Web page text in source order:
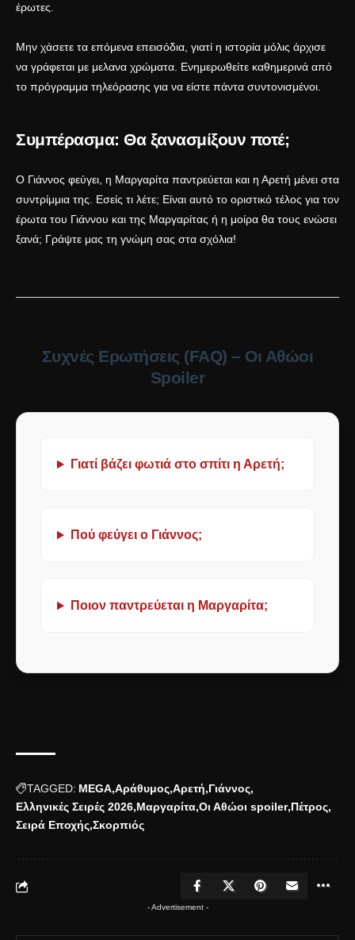
έρωτες.
Μην χάσετε τα επόμενα επεισόδια, γιατί η ιστορία μόλις άρχισε
να γράφεται με μελανα χρώματα. Ενημερωθείτε καθημερινά από
το πρόγραμμα τηλεόρασης για να είστε πάντα συντονισμένοι.
Συμπέρασμα: Θα ξανασμίξουν ποτέ;
Ο Γιάννος φεύγει, η Μαργαρίτα παντρεύεται και η Αρετή μένει στα
συντρίμμια της. Εσείς τι λέτε; Είναι αυτό το οριστικό τέλος για τον
έρωτα του Γιάννου και της Μαργαρίτας ή η μοίρα θα τους ενώσει
ξανά; Γράψτε μας τη γνώμη σας στα σχόλια!
Συχνές Ερωτήσεις (FAQ) – Οι Αθώοι
Spoiler
Γιατί βάζει φωτιά στο σπίτι η Αρετή;
Πού φεύγει ο Γιάννος;
Ποιον παντρεύεται η Μαργαρίτα;
TAGGED: MEGA Αράθυμος Αρετή Γιάννος
Ελληνικές Σειρές 2026 Μαργαρίτα Οι Αθώοι spoiler Πέτρος
Σειρά Εποχής Σκορπιός
- Advertisement -